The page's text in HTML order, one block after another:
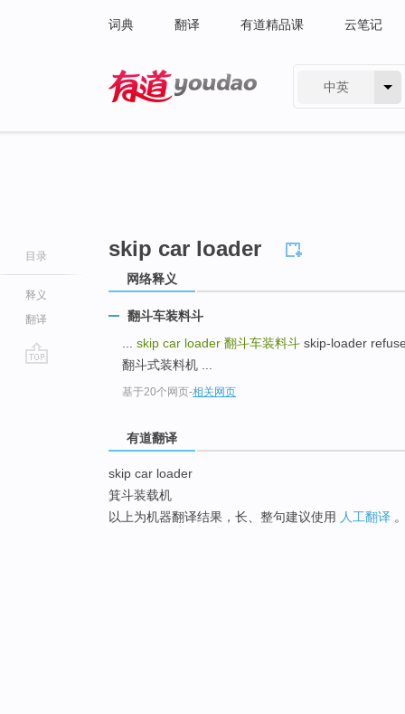
词典 翻译 有道精品课 云笔记
中英
目录
释义
翻译
skip car loader
网络释义
翻斗车装料斗
skip car loader 翻斗车装料斗 skip-loader
翻斗式装料机 ...
基于20个网页-相关网页
有道翻译
skip car loader
箕斗装载机
以上为机器翻译结果，长、整句建议使用 人工翻译